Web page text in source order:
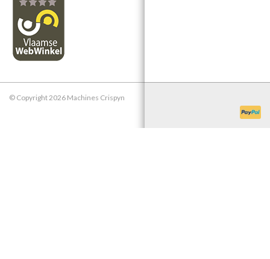
© Copyright 2026 Machines Crispyn